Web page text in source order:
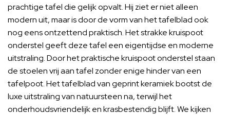
prachtige tafel die gelijk opvalt. Hij ziet er niet alleen
modern uit, maar is door de vorm van het tafelblad ook
nog eens ontzettend praktisch. Het strakke kruispoot
onderstel geeft deze tafel een eigentijdse en moderne
uitstraling. Door het praktische kruispoot onderstel staan
de stoelen vrij aan tafel zonder enige hinder van een
tafelpoot. Het tafelblad van geprint keramiek bootst de
luxe uitstraling van natuursteen na, terwijl het
onderhoudsvriendelijk en krasbestendig blijft. We kijken